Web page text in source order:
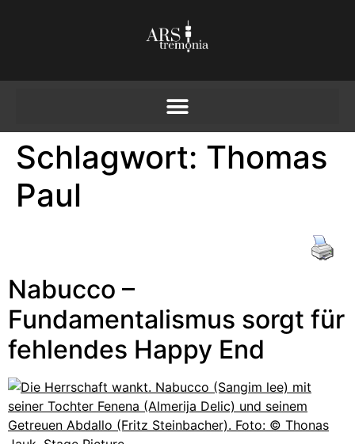
Schlagwort: Thomas
Paul
Nabucco –
Fundamentalismus sorgt für
fehlendes Happy End